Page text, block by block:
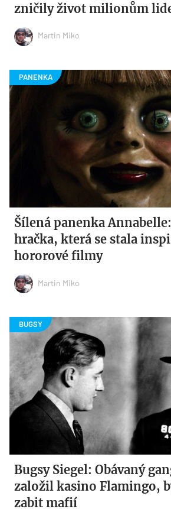
zničily život milionům
Martin Miko
Šílená panenka
hračka, která se stala
hororové filmy
Martin Miko
Bugsy Siegel: Obávaný
založil kasino Flamingo,
zabit mafií